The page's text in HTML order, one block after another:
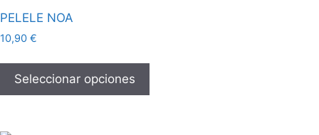
PELELE NOA
10,90 €
Seleccionar opciones